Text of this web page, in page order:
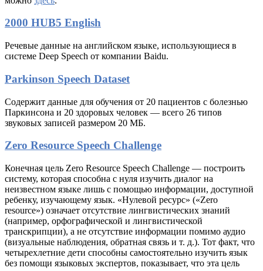
2000 HUB5 English
Речевые данные на английском языке, использующиеся в
системе Deep Speech от компании Baidu.
Parkinson Speech Dataset
Содержит данные для обучения от 20 пациентов с болезнью
Паркинсона и 20 здоровых человек — всего 26 типов
звуковых записей размером 20 МБ.
Zero Resource Speech Challenge
Конечная цель Zero Resource Speech Challenge — построить
систему, которая способна с нуля изучить диалог на
неизвестном языке лишь с помощью информации, доступной
ребенку, изучающему язык. «Нулевой ресурс» («Zero
resource») означает отсутствие лингвистических знаний
(например, орфографической и лингвистической
транскрипции), а не отсутствие информации помимо аудио
(визуальные наблюдения, обратная связь и т. д.). Тот факт, что
четырехлетние дети способны самостоятельно изучить язык
без помощи языковых экспертов, показывает, что эта цель